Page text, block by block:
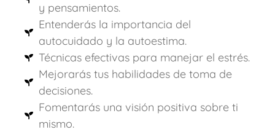
y pensamientos.
Entenderás la importancia del
autocuidado y la autoestima.
Técnicas efectivas para manejar el estrés.
Mejorarás tus habilidades de toma de
decisiones.
Fomentarás una visión positiva sobre ti
mismo.